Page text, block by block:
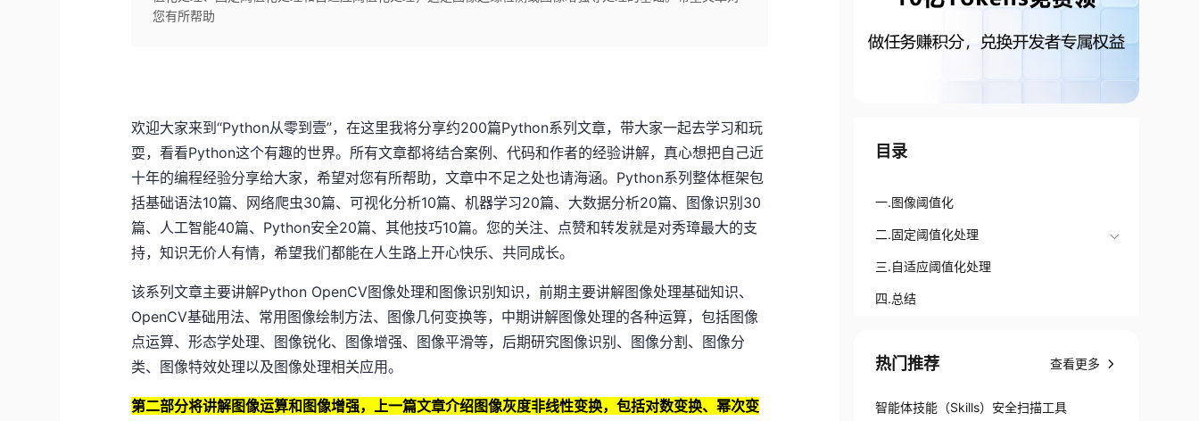
您有所帮助
欢迎大家来到“Python从零到壹”，在这里我将分享约200篇Python系列文章，带大家一起去学习和玩
耍，看看Python这个有趣的世界。所有文章都将结合案例、代码和作者的经验讲解，真心想把自己近
十年的编程经验分享给大家，希望对您有所帮助，文章中不足之处也请海涵。Python系列整体框架包
括基础语法10篇、网络爬虫30篇、可视化分析10篇、机器学习20篇、大数据分析20篇、图像识别30
篇、人工智能40篇、Python安全20篇、其他技巧10篇。您的关注、点赞和转发就是对秀璋最大的支
持，知识无价人有情，希望我们都能在人生路上开心快乐、共同成长。
该系列文章主要讲解Python OpenCV图像处理和图像识别知识，前期主要讲解图像处理基础知识、
OpenCV基础用法、常用图像绘制方法、图像几何变换等，中期讲解图像处理的各种运算，包括图像
点运算、形态学处理、图像锐化、图像增强、图像平滑等，后期研究图像识别、图像分割、图像分
类、图像特效处理以及图像处理相关应用。
第二部分将讲解图像运算和图像增强，上一篇文章介绍图像灰度非线性变换，包括对数变换、幂次变
目录
一.图像阈值化
二.固定阈值化处理
三.自适应阈值化处理
四.总结
热门推荐 查看更多
智能体技能（Skills）安全扫描工具